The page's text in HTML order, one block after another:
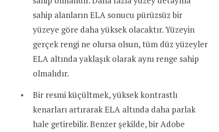
sahip alanların ELA sonucu pürüzsüz bir
yüzeye göre daha yüksek olacaktır. Yüzeyin
gerçek rengi ne olursa olsun, tüm düz yüzeyler
ELA altında yaklaşık olarak aynı renge sahip
olmalıdır.
Bir resmi küçültmek, yüksek kontrastlı
kenarları artırarak ELA altında daha parlak
hale getirebilir. Benzer şekilde, bir Adobe